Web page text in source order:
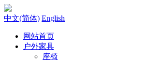
中文(简体) English
网站首页
户外家具
座椅